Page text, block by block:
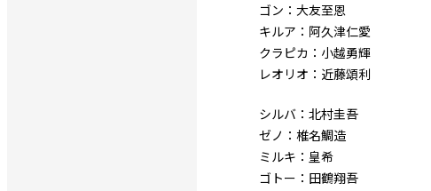
ゴン：大友至恩
キルア：阿久津仁愛
クラピカ：小越勇輝
レオリオ：近藤頌利
シルバ：北村圭吾
ゼノ：椎名鯛造
ミルキ：皇希
ゴトー：田鶴翔吾